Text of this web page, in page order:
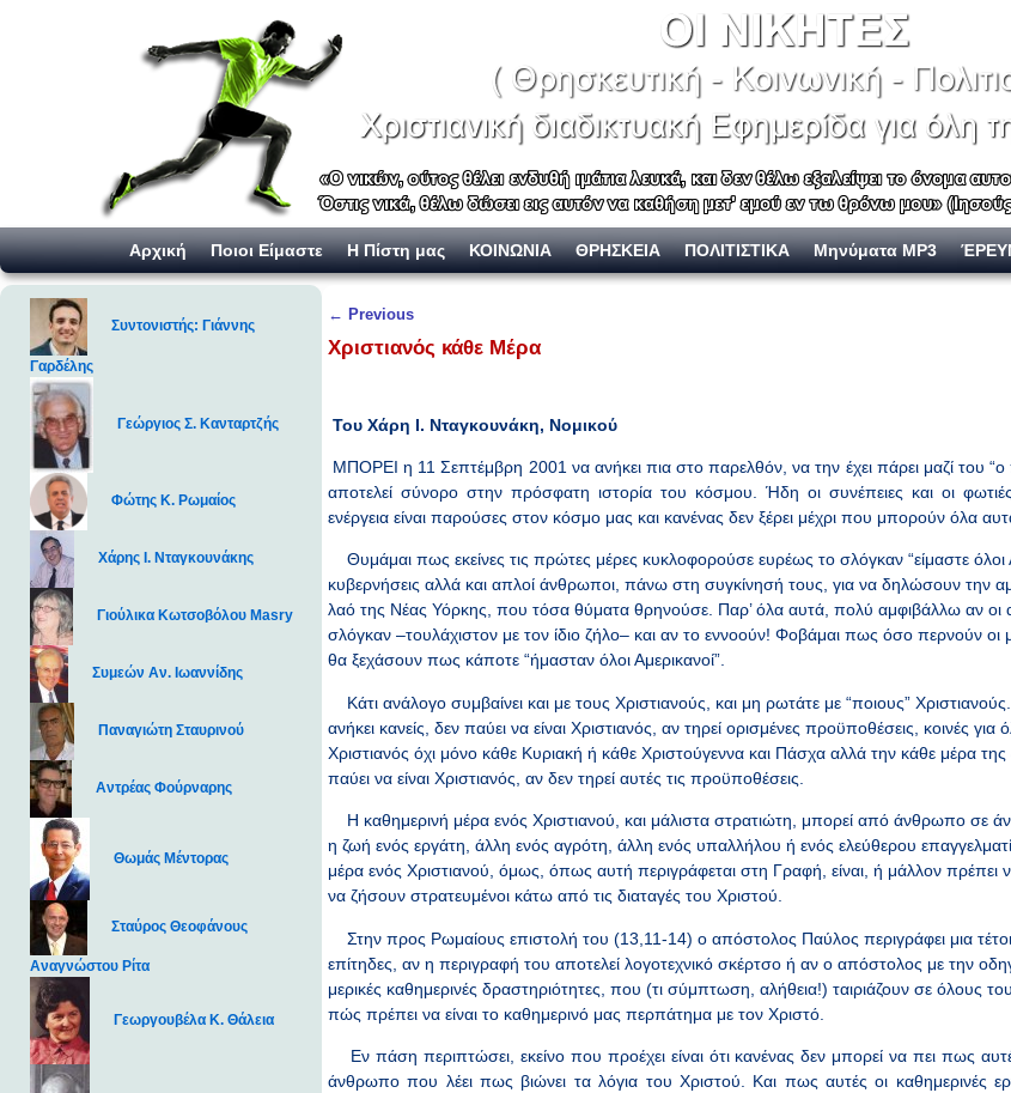
Skip to primary content
Skip to secondary content
Αρχική Ποιοι Είμαστε Η Πίστη μας ΚΟΙΝΩΝΙΑ ΘΡΗΣΚΕΙΑ ΠΟΛΙΤΙΣΤΙΚΑ Μηνύματα MP3
Συντονιστής: Γιάννης
Γαρδέλης
Γεώργιος Σ. Κανταρτζής
Φώτης Κ. Ρωμαίος
Χάρης Ι. Νταγκουνάκης
Γιούλικα Κωτσοβόλου Masry
Συμεών Αν. Ιωαννίδης
Παναγιώτη Σταυρινού
Αντρέας Φούρναρης
Θωμάς Μέντορας
Σταύρος Θεοφάνους
Αναγνώστου Ρίτα
Γεωργουβέλα Κ. Θάλεια
Post navigation
← Previous
Χριστιανός κάθε Μέρα
Του Χάρη Ι. Νταγκουνάκη, Νομικού
ΜΠΟΡΕΙ η 11 Σεπτέμβρη 2001 να ανήκει πια στο παρελθόν, να την έχει πάρει μαζί του “ο
αποτελεί σύνορο στην πρόσφατη ιστορία του κόσμου. Ήδη οι συνέπειες και οι
ενέργεια είναι παρούσες στον κόσμο μας και κανένας δεν ξέρει μέχρι που μπορούν όλα
Θυμάμαι πως εκείνες τις πρώτες μέρες κυκλοφορούσε ευρέως το σλόγκαν “είμαστε όλοι
κυβερνήσεις αλλά και απλοί άνθρωποι, πάνω στη συγκίνησή τους, για να δηλώσουν την
λαό της Νέας Υόρκης, που τόσα θύματα θρηνούσε. Παρ’ όλα αυτά, πολύ αμφιβάλλω αν οι
σλόγκαν –τουλάχιστον με τον ίδιο ζήλο– και αν το εννοούν! Φοβάμαι πως όσο περνούν οι
θα ξεχάσουν πως κάποτε “ήμασταν όλοι Αμερικανοί”.
Κάτι ανάλογο συμβαίνει και με τους Χριστιανούς, και μη ρωτάτε με “ποιους”
ανήκει κανείς, δεν παύει να είναι Χριστιανός, αν τηρεί ορισμένες προϋποθέσεις, κοινές για
Χριστιανός όχι μόνο κάθε Κυριακή ή κάθε Χριστούγεννα και Πάσχα αλλά την κάθε μέρα
παύει να είναι Χριστιανός, αν δεν τηρεί αυτές τις προϋποθέσεις.
Η καθημερινή μέρα ενός Χριστιανού, και μάλιστα στρατιώτη, μπορεί από άνθρωπο σε
η ζωή ενός εργάτη, άλλη ενός αγρότη, άλλη ενός υπαλλήλου ή ενός ελεύθερου
μέρα ενός Χριστιανού, όμως, όπως αυτή περιγράφεται στη Γραφή, είναι, ή μάλλον πρέπει
να ζήσουν στρατευμένοι κάτω από τις διαταγές του Χριστού.
Στην προς Ρωμαίους επιστολή του (13,11-14) ο απόστολος Παύλος περιγράφει μια
επίτηδες, αν η περιγραφή του αποτελεί λογοτεχνικό σκέρτσο ή αν ο απόστολος με την
μερικές καθημερινές δραστηριότητες, που (τι σύμπτωση, αλήθεια!) ταιριάζουν σε όλους
πώς πρέπει να είναι το καθημερινό μας περπάτημα με τον Χριστό.
Εν πάση περιπτώσει, εκείνο που προέχει είναι ότι κανένας δεν μπορεί να πει πως
άνθρωπο που λέει πως βιώνει τα λόγια του Χριστού. Και πως αυτές οι καθημερινές